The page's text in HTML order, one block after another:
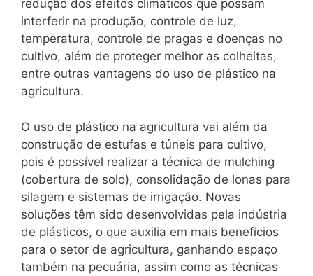
redução dos efeitos climáticos que possam
interferir na produção, controle de luz,
temperatura, controle de pragas e doenças no
cultivo, além de proteger melhor as colheitas,
entre outras vantagens do uso de plástico na
agricultura.
O uso de plástico na agricultura vai além da
construção de estufas e túneis para cultivo,
pois é possível realizar a técnica de mulching
(cobertura de solo), consolidação de lonas para
silagem e sistemas de irrigação. Novas
soluções têm sido desenvolvidas pela indústria
de plásticos, o que auxilia em mais benefícios
para o setor de agricultura, ganhando espaço
também na pecuária, assim como as técnicas